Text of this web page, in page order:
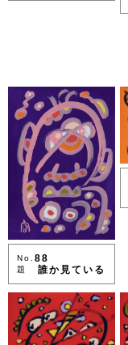
No. 88
題 誰か見ている